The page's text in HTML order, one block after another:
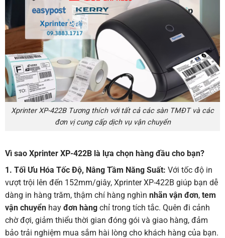
Xprinter XP-422B Tương thích với tất cả các sàn TMĐT và các
đơn vị cung cấp dịch vụ vận chuyển
Vì sao Xprinter XP-422B là lựa chọn hàng đầu cho bạn?
1. Tối Ưu Hóa Tốc Độ, Nâng Tầm Năng Suất: Với tốc độ in
vượt trội lên đến 152mm/giây, Xprinter XP-422B giúp bạn dễ
dàng in hàng trăm, thậm chí hàng nghìn nhãn vận đơn, tem
vận chuyểnhay đơn hàngchỉ trong tích tắc. Quên đi cảnh
chờ đợi, giảm thiểu thời gian đóng gói và giao hàng, đảm
bảo trải nghiệm mua sắm hài lòng cho khách hàng của bạn.